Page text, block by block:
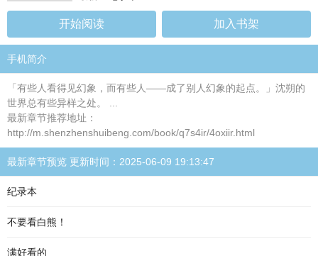
开始阅读 加入书架
手机简介
「有些人看得见幻象，而有些人——成了别人幻象的起点。」沈朔的
世界总有些异样之处。 ...
最新章节推荐地址：
http://m.shenzhenshuibeng.com/book/q7s4ir/4oxiir.html
最新章节预览 更新时间：2025-06-09 19:13:47
纪录本
不要看白熊！
满好看的